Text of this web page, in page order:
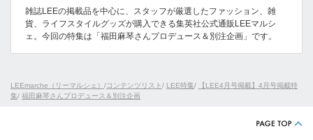
雑誌LEEの掲載品を中心に、スタッフが厳選したファッション、雑
貨、ライフスタイルグッズが購入できる集英社公式通販LEEマルシ
ェ。今回の特集は「福田麻琴さんプロデュース＆別注企画」です。
LEEmarche（リーマルシェ） /コンテンツリスト/ LEE特集/
【LEE4月号掲載】4月号掲載特
集/ 福田麻琴さんプロデュース＆別注企画